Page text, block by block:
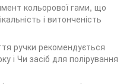
кольорової гами, що
і витонченість
ручки рекомендується
і Чи засіб для полірування